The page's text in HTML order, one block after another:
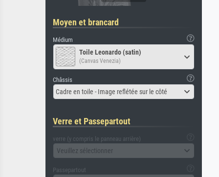
Moyen et brancard
Médium
Toile Leonardo (satin)
(Canvas Venezia)
Châssis
Cadre en toile - Image reflétée sur le côté
Verre et Passepartout
verre (y compris le panneau arrière)
Veuillez sélectionner
Passepartout